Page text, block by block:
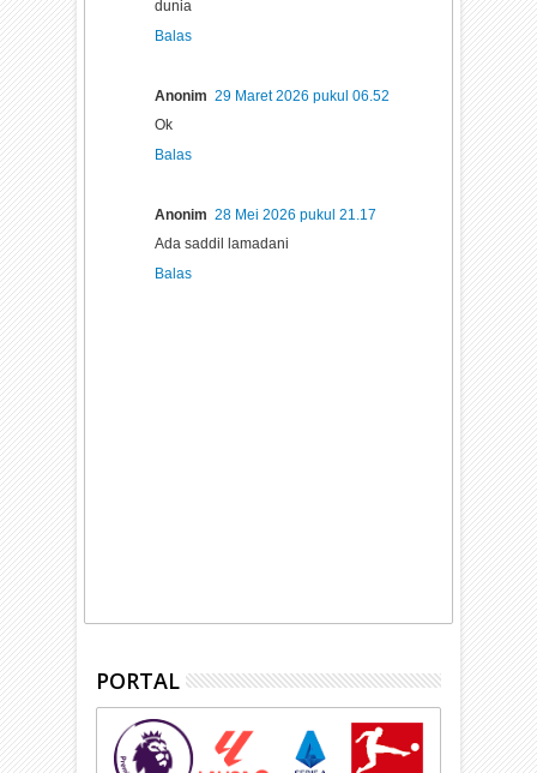
dunia
Balas
Anonim 29 Maret 2026 pukul 06.52
Ok
Balas
Anonim 28 Mei 2026 pukul 21.17
Ada saddil lamadani
Balas
PORTAL